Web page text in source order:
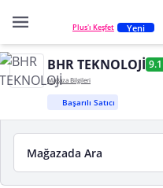
Plus'ı Keşfet Yeni
BHR TEKNOLOJİ 9.1
Mağaza Bilgileri
Başarılı Satıcı